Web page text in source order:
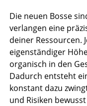
Die neuen Bosse
verlangen eine
deiner Ressourcen.
eigenständiger
organisch in den
Dadurch entsteht
konstant dazu
und Risiken